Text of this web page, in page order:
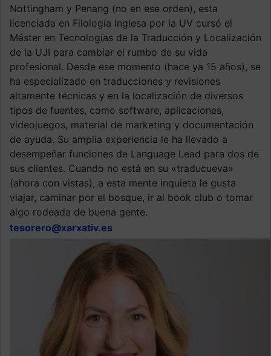
Nottingham y Penang (no en ese orden), esta
licenciada en Filología Inglesa por la UV cursó el
Máster en Tecnologías de la Traducción y Localización
de la UJI para cambiar el rumbo de su vida
profesional. Desde ese momento (hace ya 15 años), se
ha especializado en traducciones y revisiones
altamente técnicas y en la localización de diversos
tipos de fuentes, como software, aplicaciones,
videojuegos, material de marketing y documentación
de ayuda. Su amplia experiencia le ha llevado a
desempeñar funciones de Language Lead para dos de
sus clientes. Cuando no está en su «traducueva»
(ahora con vistas), a esta mente inquieta le gusta
viajar, caminar por el bosque, ir al book club o tomar
algo rodeada de buena gente.
tesorero@xarxativ.es